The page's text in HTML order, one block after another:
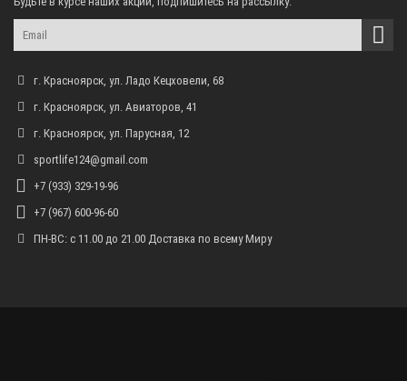
г. Красноярск, ул. Ладо Кецховели, 68
г. Красноярск, ул. Авиаторов, 41
г. Красноярск, ул. Парусная, 12
sportlife124@gmail.com
+7 (933) 329-19-96
+7 (967) 600-96-60
ПН-ВС: с 11.00 до 21.00 Доставка по всему Миру